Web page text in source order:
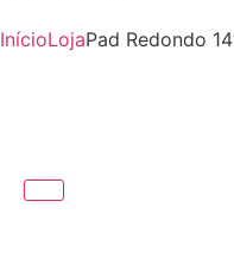
InícioLojaPad Redondo